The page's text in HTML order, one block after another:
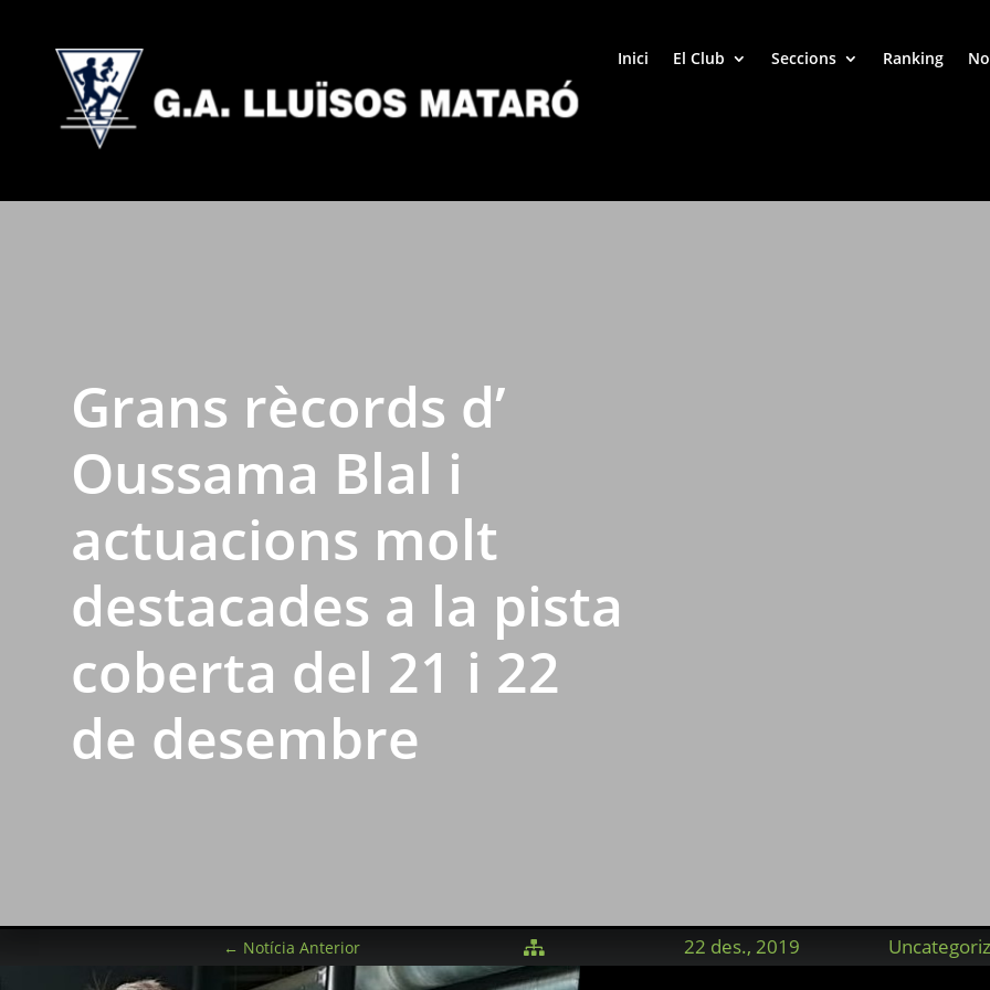
Inici El Club Seccions Ranking
Grans rècords d’
Oussama Blal i
actuacions molt
destacades a la pista
coberta del 21 i 22
de desembre
← Notícia Anterior  22 des., 2019